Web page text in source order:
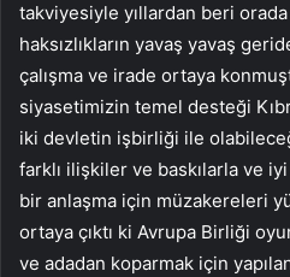
takviyesiyle yıllardan beri orada
haksızlıkların yavaş yavaş
çalışma ve irade ortaya
siyasetimizin temel desteği
iki devletin işbirliği ile
farklı ilişkiler ve baskılarla ve
bir anlaşma için müzakereleri
ortaya çıktı ki Avrupa Birliği
ve adadan koparmak için